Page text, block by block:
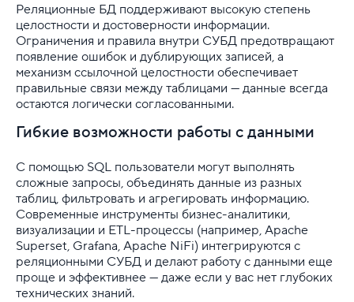
Реляционные БД поддерживают высокую степень
целостности и достоверности информации.
Ограничения и правила внутри СУБД предотвращают
появление ошибок и дублирующих записей, а
механизм ссылочной целостности обеспечивает
правильные связи между таблицами — данные всегда
остаются логически согласованными.
Гибкие возможности работы с данными
С помощью SQL пользователи могут выполнять
сложные запросы, объединять данные из разных
таблиц, фильтровать и агрегировать информацию.
Современные инструменты бизнес-аналитики,
визуализации и ETL-процессы (например, Apache
Superset, Grafana, Apache NiFi) интегрируются с
реляционными СУБД и делают работу с данными еще
проще и эффективнее — даже если у вас нет глубоких
технических знаний.